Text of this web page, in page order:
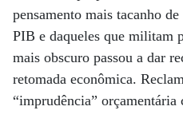
pensamento mais tacanho
PIB e daqueles que militam
mais obscuro passou a dar
retomada econômica.
“imprudência”